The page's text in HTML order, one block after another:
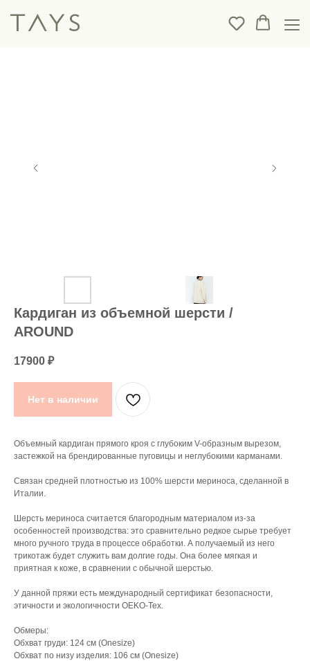
Кардиган из объемной шерсти /
AROUND
17900 ₽
Нет в наличии
Объемный кардиган прямого кроя с глубоким V-образным вырезом,
застежкой на брендированные пуговицы и неглубокими карманами.
Связан средней плотностью из 100% шерсти мериноса, сделанной в
Италии.
Шерсть мериноса считается благородным материалом из-за
особенностей производства: это сравнительно редкое сырье требует
много ручного труда в процессе обработки. А получаемый из него
трикотаж будет служить вам долгие годы. Она более мягкая и
приятная к коже, в сравнении с обычной шерстью.
У данной пряжи есть международный сертификат безопасности,
этичности и экологичности OEKO-Tex.
Обмеры:
Обхват груди: 124 см (Onesize)
Обхват по низу изделия: 106 см (Onesize)